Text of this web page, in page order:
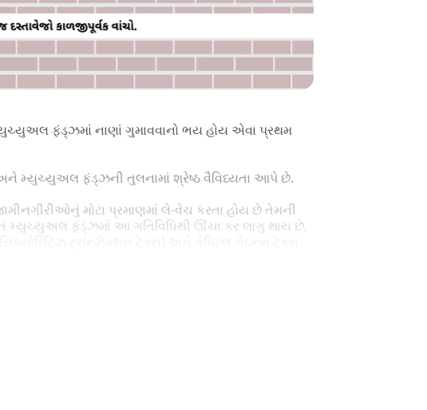
ફંડ્ઝમાં નાણાં ગુમાવવાનો ભય હોય એવા પ્રથમ
મ્યુચ્યુઅલ ફંડ્ઝની તુલનામાં શ્રેષ્ઠ વૈવિધ્યતા આપે છે.
મોટા પ્રમાણમાં લે-વેચ કરતા હોય છે તેમની
મ્યુચ્યુઅલ ફંડ્ઝમાં આ ગતિવિધિથી ઊંચા કર લાગુ થાય છે,
ટ્રાન્ઝેક્શન ટેક્સ) અને કેપિટલ ગેઇન્સ ટેક્સ
પ્રવૃત્ત રીતે સંચાલિત મ્યુચ્યુઅલ ફંડ્ઝથી વિપરિત છે, જેમાં
ન હોય તો ઇટીએફ તમારા માટે આરંભ બિંદુ છે !